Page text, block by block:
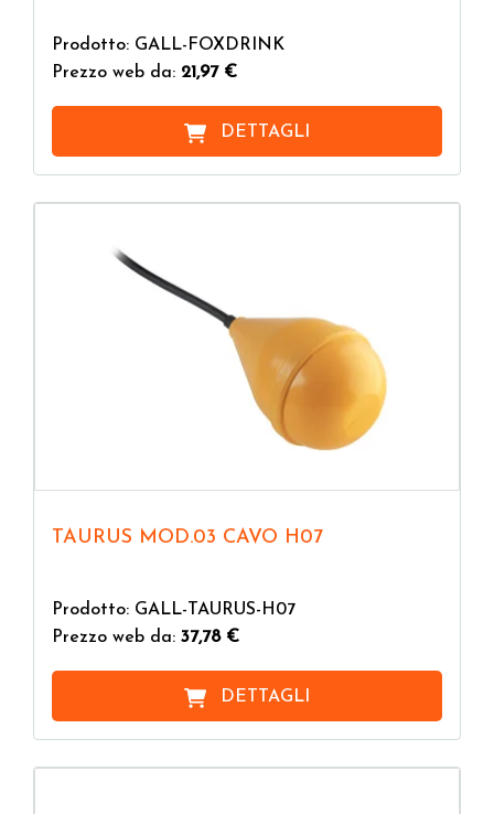
Prodotto: GALL-FOXDRINK
Prezzo web da: 21,97 €
DETTAGLI
TAURUS MOD.03 CAVO H07
Prodotto: GALL-TAURUS-H07
Prezzo web da: 37,78 €
DETTAGLI